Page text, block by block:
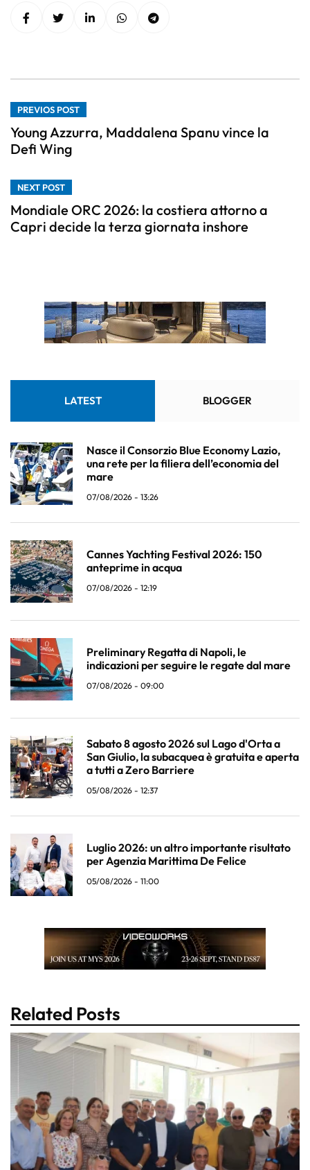
PREVIOS POST
Young Azzurra, Maddalena Spanu vince la
Defi Wing
NEXT POST
Mondiale ORC 2026: la costiera attorno a
Capri decide la terza giornata inshore
LATEST BLOGGER
Nasce il Consorzio Blue Economy Lazio,
una rete per la filiera dell’economia del
mare
07/08/2026 - 13:26
Cannes Yachting Festival 2026: 150
anteprime in acqua
07/08/2026 - 12:19
Preliminary Regatta di Napoli, le
indicazioni per seguire le regate dal mare
07/08/2026 - 09:00
Sabato 8 agosto 2026 sul Lago d'Orta a
San Giulio, la subacquea è gratuita e aperta
a tutti a Zero Barriere
05/08/2026 - 12:37
Luglio 2026: un altro importante risultato
per Agenzia Marittima De Felice
05/08/2026 - 11:00
Related Posts